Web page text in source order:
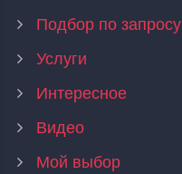
Подбор по запросу
Услуги
Интересное
Видео
Мой выбор